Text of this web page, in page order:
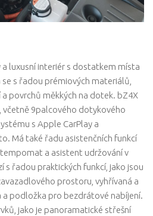
luxusní interiér s dostatkem místa
s řadou prémiových materiálů,
povrchů měkkých na dotek. bZ4X
včetně 9palcového dotykového
s Apple CarPlay a
Má také řadu asistenčních funkcí
a asistent udržování v
s řadou praktických funkcí, jako jsou
prostoru, vyhřívaná a
podložka pro bezdrátové nabíjení.
jako je panoramatické střešní